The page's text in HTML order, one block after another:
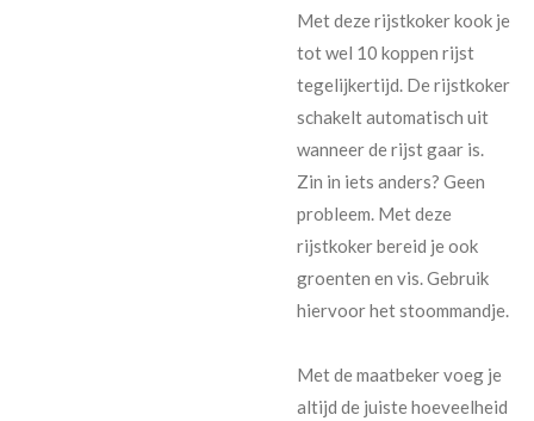
Met deze rijstkoker kook je
tot wel 10 koppen rijst
tegelijkertijd. De rijstkoker
schakelt automatisch uit
wanneer de rijst gaar is.
Zin in iets anders? Geen
probleem. Met deze
rijstkoker bereid je ook
groenten en vis. Gebruik
hiervoor het stoommandje.
Met de maatbeker voeg je
altijd de juiste hoeveelheid